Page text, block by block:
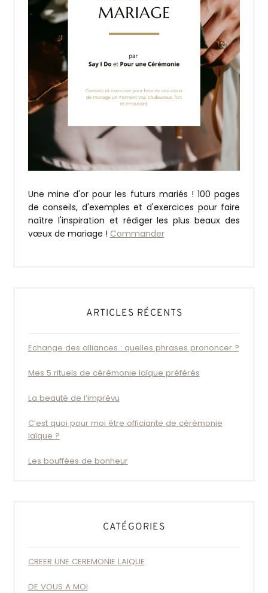
Une mine d'or pour les futurs mariés ! 100 pages
de conseils, d'exemples et d'exercices pour faire
naître l'inspiration et rédiger les plus beaux des
vœux de mariage ! Commander
ARTICLES RÉCENTS
Echange des alliances : quelles phrases prononcer ?
Mes 5 rituels de cérémonie laïque préférés
La beauté de l’imprévu
C’est quoi pour moi être officiante de cérémonie
laïque ?
Les bouffées de bonheur
CATÉGORIES
CREER UNE CEREMONIE LAIQUE
DE VOUS A MOI